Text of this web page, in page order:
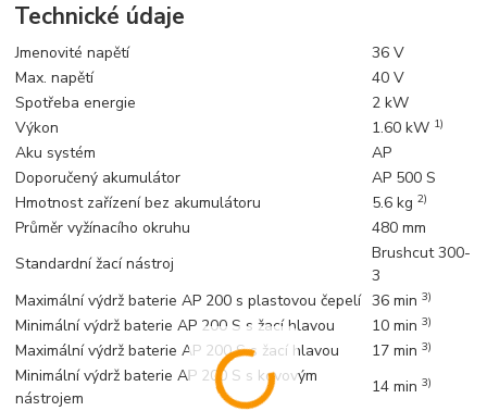
Technické údaje
Jmenovité napětí
36 V
Max. napětí
40 V
Spotřeba energie
2 kW
Výkon
1.60 kW 1)
Aku systém
AP
Doporučený akumulátor
AP 500 S
Hmotnost zařízení bez akumulátoru
5.6 kg2)
Průměr vyžínacího okruhu
480 mm
Standardní žací nástroj
Brushcut 300-
3
Maximální výdrž baterie AP 200 s plastovou čepelí 36 min3)
Minimální výdrž baterie AP 200 S s žací hlavou 10 min3)
Maximální výdrž baterie AP 200 S s žací hlavou 17 min3)
Minimální výdrž baterie AP 200 S s kovovým
nástrojem
14 min3)